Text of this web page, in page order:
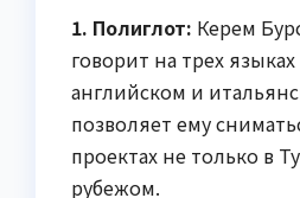
1. Полиглот: Керем
говорит на трех
английском и
позволяет ему
проектах не только в
рубежом.